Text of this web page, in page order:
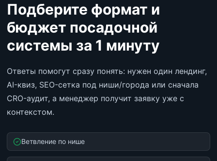
Подберите формат и
бюджет посадочной
системы за 1 минуту
Ответы помогут сразу понять: нужен один лендинг,
AI-квиз, SEO-сетка под ниши/города или сначала
CRO-аудит, а менеджер получит заявку уже с
контекстом.
Ветвление по нише